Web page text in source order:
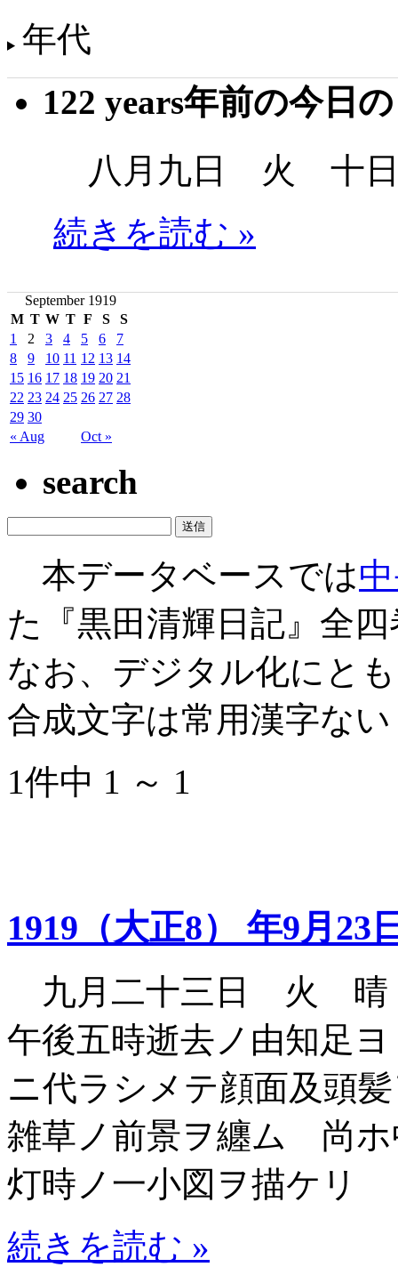
年代
122 years年前の今日
八月九日 火 十日
続きを読む »
September 1919
M T W T F S S
« Aug Oct »
1 2 3 4 5 6
7
8
9 10 11 12 13 14
15 16 17 18 19 20 21
22 23 24 25 26 27 28
29 30
search
本データベースでは
た『黒田清輝日記』全
なお、デジタル化にと
合成文字は常用漢字な
1件中 1 ～ 1
1919（大正8） 年9月23
九月二十三日 火 晴
午後五時逝去ノ由知足
ニ代ラシメテ顔面及頭
雑草ノ前景ヲ纏ム 尚
灯時ノ一小図ヲ描ケリ
続きを読む »